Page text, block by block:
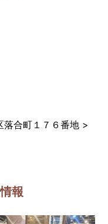
合町１７６番地 >
報